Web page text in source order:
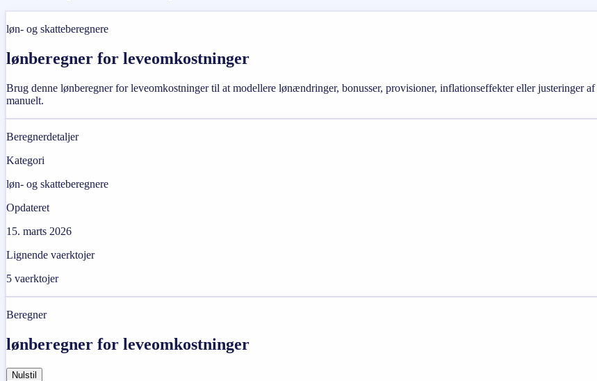
løn- og skatteberegnere
lønberegner for leveomkostninger
Brug denne lønberegner for leveomkostninger til at modellere lønændringer, bonusser, provisioner, inflationseffekter eller justeringer
manuelt.
Beregnerdetaljer
Kategori
løn- og skatteberegnere
Opdateret
15. marts 2026
Lignende vaerktojer
5 vaerktojer
Beregner
lønberegner for leveomkostninger
Nulstil